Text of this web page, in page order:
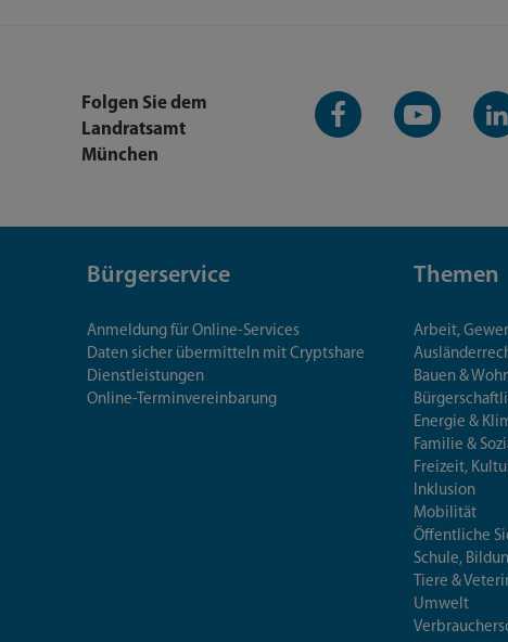
Folgen Sie dem
Landratsamt
München
Facebook-
Seite
YouTube-
Kanal
Bürgerservice
Anmeldung für Online-Services
Daten sicher übermitteln mit Cryptshare
Dienstleistungen
Online-Terminvereinbarung
Themen
Arbeit,
Bauen &
Energie &
Familie &
Freizeit,
Inklusion
Mobilität
Öffentliche
Schule,
Tiere &
Umwelt